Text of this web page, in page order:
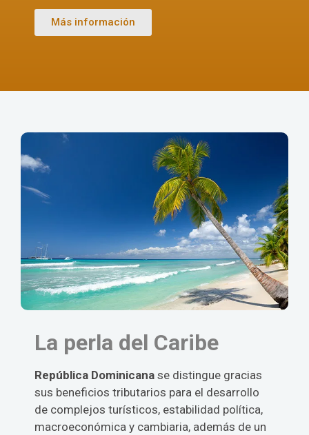
Más información
La perla del Caribe
República Dominicana se distingue gracias
sus beneficios tributarios para el desarrollo
de complejos turísticos, estabilidad política,
macroeconómica y cambiaria, además de un